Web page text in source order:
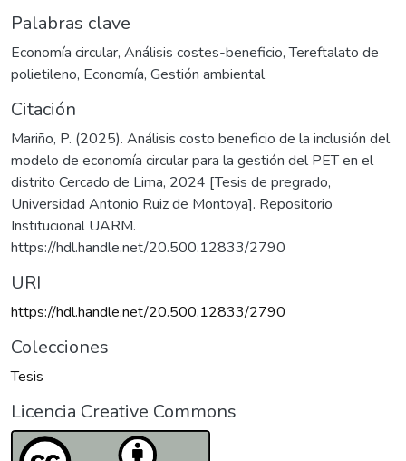
Palabras clave
Economía circular, Análisis costes-beneficio,Tereftalato de
polietileno, Economía, Gestión ambiental
Citación
Mariño, P. (2025). Análisis costo beneficio de la inclusión del
modelo de economía circular para la gestión del PET en el
distrito Cercado de Lima, 2024 [Tesis de pregrado,
Universidad Antonio Ruiz de Montoya]. Repositorio
Institucional UARM.
https://hdl.handle.net/20.500.12833/2790
URI
https://hdl.handle.net/20.500.12833/2790
Colecciones
Tesis
Licencia Creative Commons